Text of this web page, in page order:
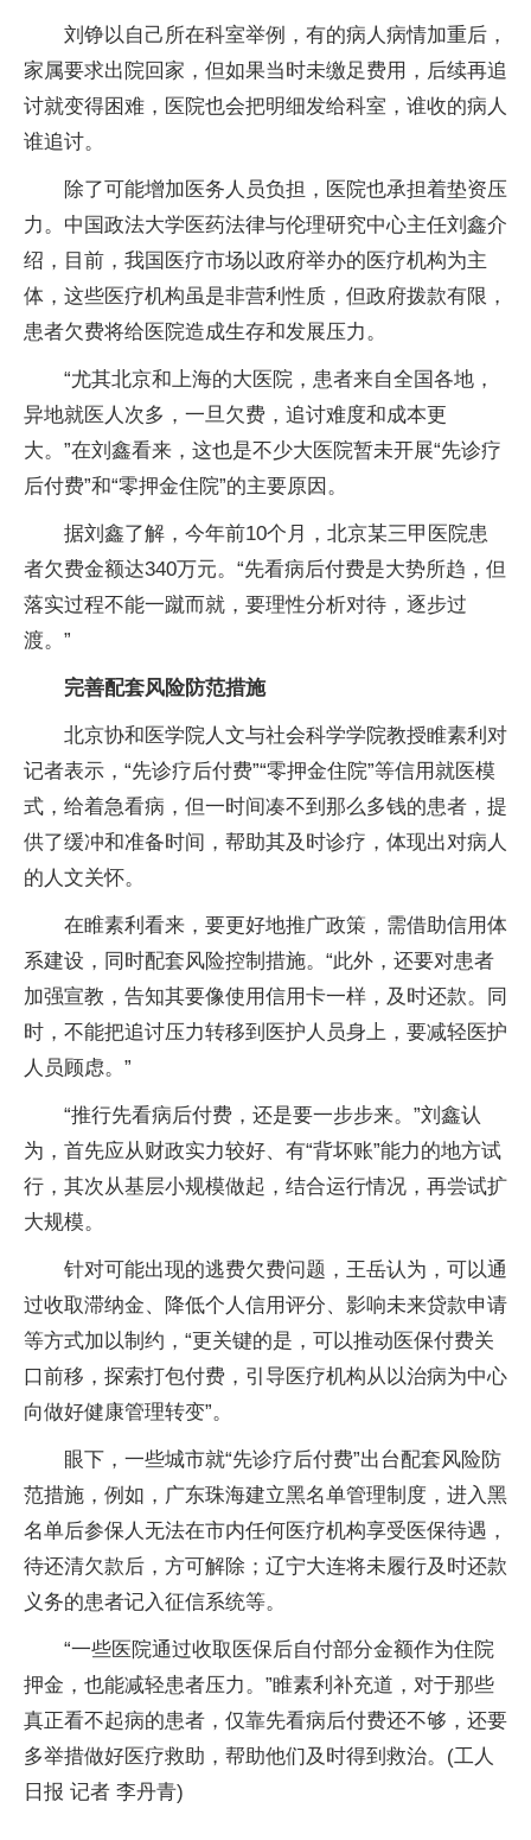
刘铮以自己所在科室举例，有的病人病情加重后，
家属要求出院回家，但如果当时未缴足费用，后续再追
讨就变得困难，医院也会把明细发给科室，谁收的病人
谁追讨。
除了可能增加医务人员负担，医院也承担着垫资压
力。中国政法大学医药法律与伦理研究中心主任刘鑫介
绍，目前，我国医疗市场以政府举办的医疗机构为主
体，这些医疗机构虽是非营利性质，但政府拨款有限，
患者欠费将给医院造成生存和发展压力。
“尤其北京和上海的大医院，患者来自全国各地，
异地就医人次多，一旦欠费，追讨难度和成本更
大。”在刘鑫看来，这也是不少大医院暂未开展“先诊疗
后付费”和“零押金住院”的主要原因。
据刘鑫了解，今年前10个月，北京某三甲医院患
者欠费金额达340万元。“先看病后付费是大势所趋，但
落实过程不能一蹴而就，要理性分析对待，逐步过
渡。”
完善配套风险防范措施
北京协和医学院人文与社会科学学院教授睢素利对
记者表示，“先诊疗后付费”“零押金住院”等信用就医模
式，给着急看病，但一时间凑不到那么多钱的患者，提
供了缓冲和准备时间，帮助其及时诊疗，体现出对病人
的人文关怀。
在睢素利看来，要更好地推广政策，需借助信用体
系建设，同时配套风险控制措施。“此外，还要对患者
加强宣教，告知其要像使用信用卡一样，及时还款。同
时，不能把追讨压力转移到医护人员身上，要减轻医护
人员顾虑。”
“推行先看病后付费，还是要一步步来。”刘鑫认
为，首先应从财政实力较好、有“背坏账”能力的地方试
行，其次从基层小规模做起，结合运行情况，再尝试扩
大规模。
针对可能出现的逃费欠费问题，王岳认为，可以通
过收取滞纳金、降低个人信用评分、影响未来贷款申请
等方式加以制约，“更关键的是，可以推动医保付费关
口前移，探索打包付费，引导医疗机构从以治病为中心
向做好健康管理转变”。
眼下，一些城市就“先诊疗后付费”出台配套风险防
范措施，例如，广东珠海建立黑名单管理制度，进入黑
名单后参保人无法在市内任何医疗机构享受医保待遇，
待还清欠款后，方可解除；辽宁大连将未履行及时还款
义务的患者记入征信系统等。
“一些医院通过收取医保后自付部分金额作为住院
押金，也能减轻患者压力。”睢素利补充道，对于那些
真正看不起病的患者，仅靠先看病后付费还不够，还要
多举措做好医疗救助，帮助他们及时得到救治。(工人
日报 记者 李丹青)